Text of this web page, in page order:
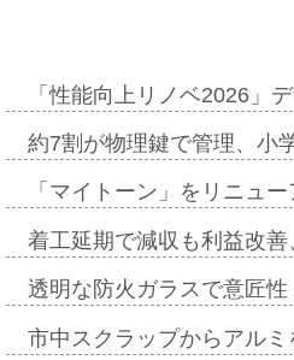
「性能向上リノベ2026」
約7割が物理鍵で管理、小
「マイトーン」をリニュ
着工延期で減収も利益改
透明な防火ガラスで意匠
市中スクラップからアル